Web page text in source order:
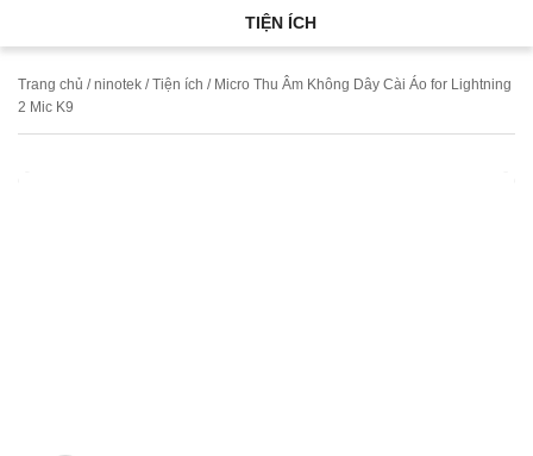
TIỆN ÍCH
Trang chủ /ninotek /Tiện ích / Micro Thu Âm Không Dây Cài Áo for Lightning
2 Mic K9